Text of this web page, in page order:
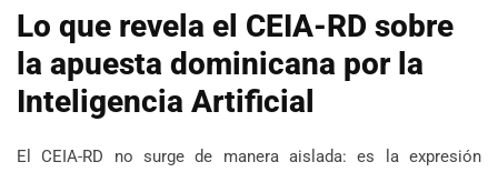
Lo que revela el CEIA-RD sobre
la apuesta dominicana por la
Inteligencia Artificial
El CEIA-RD no surge de manera aislada: es la expresión